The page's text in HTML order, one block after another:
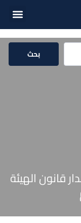
بحث
178 لسنة 2018 بإصدار قانون الهيئة